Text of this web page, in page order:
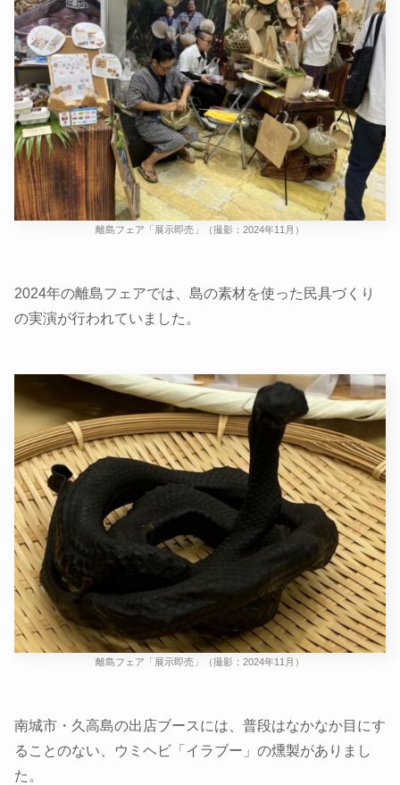
離島フェア「展示即売」（撮影：2024年11月）
2024年の離島フェアでは、島の素材を使った民具づくり
の実演が行われていました。
離島フェア「展示即売」（撮影：2024年11月）
南城市・久高島の出店ブースには、普段はなかなか目にす
ることのない、ウミヘビ「イラブー」の燻製がありまし
た。